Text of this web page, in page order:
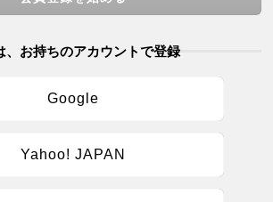
、お持ちのアカウントで登録
Google
Yahoo! JAPAN